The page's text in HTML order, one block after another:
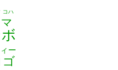
コハ
ー
ゴ